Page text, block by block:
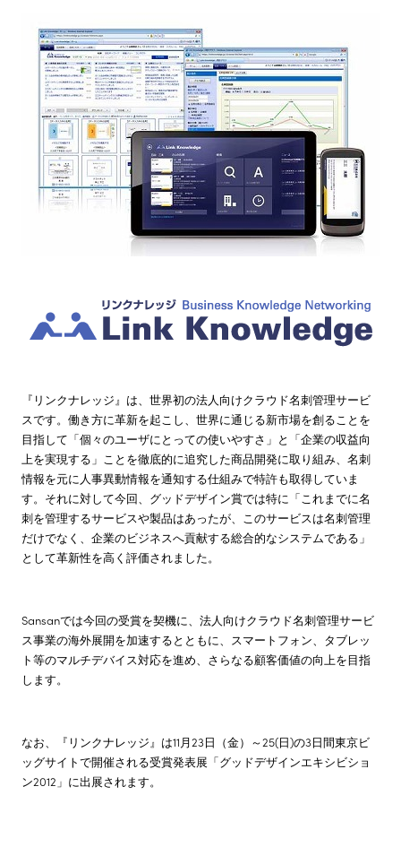
採用情報
『リンクナレッジ』は、世界初の法人向けクラウド名刺管理サービ
スです。働き方に革新を起こし、世界に通じる新市場を創ることを
目指して「個々のユーザにとっての使いやすさ」と「企業の収益向
上を実現する」ことを徹底的に追究した商品開発に取り組み、名刺
情報を元に人事異動情報を通知する仕組みで特許も取得していま
す。それに対して今回、グッドデザイン賞では特に「これまでに名
刺を管理するサービスや製品はあったが、このサービスは名刺管理
だけでなく、企業のビジネスへ貢献する総合的なシステムである」
として革新性を高く評価されました。
Sansanでは今回の受賞を契機に、法人向けクラウド名刺管理サービ
ス事業の海外展開を加速するとともに、スマートフォン、タブレッ
ト等のマルチデバイス対応を進め、さらなる顧客価値の向上を目指
します。
なお、『リンクナレッジ』は11月23日（金）～25(日)の3日間東京ビ
ッグサイトで開催される受賞発表展「グッドデザインエキシビショ
ン2012」に出展されます。